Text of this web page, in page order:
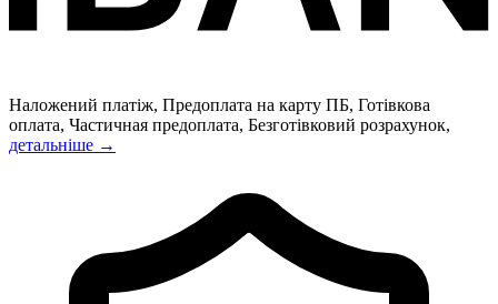
Наложений платіж, Предоплата на карту ПБ, Готівкова
оплата, Частичная предоплата, Безготівковий розрахунок,
детальніше →